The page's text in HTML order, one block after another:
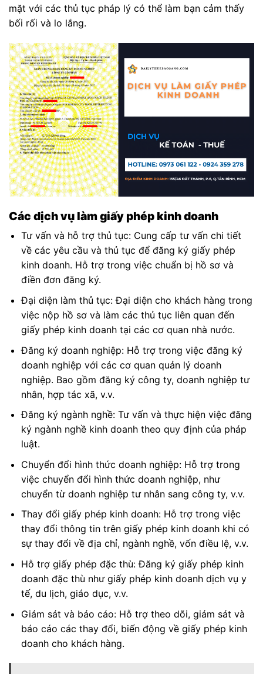
mặt với các thủ tục pháp lý có thể làm bạn cảm thấy
bối rối và lo lắng.
Các dịch vụ làm giấy phép kinh doanh
Tư vấn và hỗ trợ thủ tục: Cung cấp tư vấn chi tiết
về các yêu cầu và thủ tục để đăng ký giấy phép
kinh doanh. Hỗ trợ trong việc chuẩn bị hồ sơ và
điền đơn đăng ký.
Đại diện làm thủ tục: Đại diện cho khách hàng trong
việc nộp hồ sơ và làm các thủ tục liên quan đến
giấy phép kinh doanh tại các cơ quan nhà nước.
Đăng ký doanh nghiệp: Hỗ trợ trong việc đăng ký
doanh nghiệp với các cơ quan quản lý doanh
nghiệp. Bao gồm đăng ký công ty, doanh nghiệp tư
nhân, hợp tác xã, v.v.
Đăng ký ngành nghề: Tư vấn và thực hiện việc đăng
ký ngành nghề kinh doanh theo quy định của pháp
luật.
Chuyển đổi hình thức doanh nghiệp: Hỗ trợ trong
việc chuyển đổi hình thức doanh nghiệp, như
chuyển từ doanh nghiệp tư nhân sang công ty, v.v.
Thay đổi giấy phép kinh doanh: Hỗ trợ trong việc
thay đổi thông tin trên giấy phép kinh doanh khi có
sự thay đổi về địa chỉ, ngành nghề, vốn điều lệ, v.v.
Hỗ trợ giấy phép đặc thù: Đăng ký giấy phép kinh
doanh đặc thù như giấy phép kinh doanh dịch vụ y
tế, du lịch, giáo dục, v.v.
Giám sát và báo cáo: Hỗ trợ theo dõi, giám sát và
báo cáo các thay đổi, biến động về giấy phép kinh
doanh cho khách hàng.